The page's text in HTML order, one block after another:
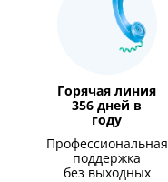
Горячая линия
356 дней в
году
Профессиональная
поддержка
без выходных